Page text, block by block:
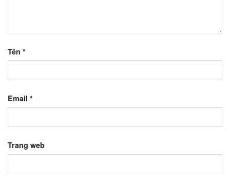
Tên *
Email *
Trang web